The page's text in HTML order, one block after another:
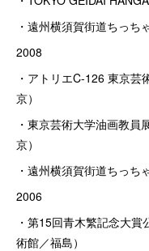
・遠州横須賀街道ちっち
2008
・アトリエC-126 東京
京）
・東京芸術大学油画教
京）
・遠州横須賀街道ちっち
2006
・第15回青木繁記念大
術館／福島）